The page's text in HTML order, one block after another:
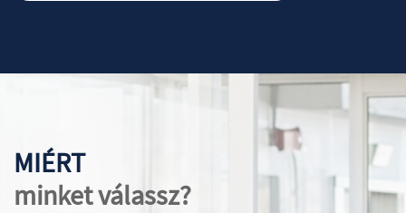
MIÉRT
minket válassz?